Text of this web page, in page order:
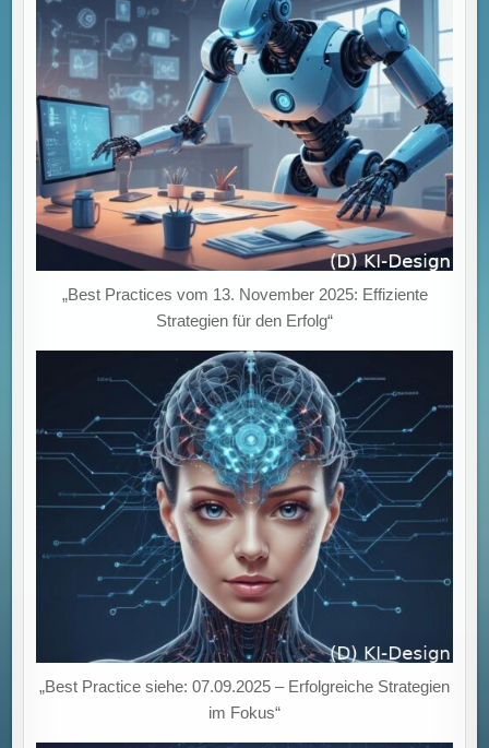
„Best Practices vom 13. November 2025: Effiziente
Strategien für den Erfolg“
„Best Practice siehe: 07.09.2025 – Erfolgreiche Strategien
im Fokus“